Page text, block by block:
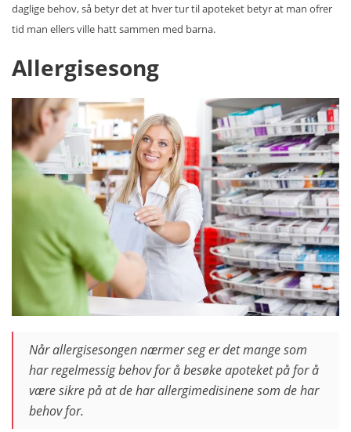
daglige behov, så betyr det at hver tur til apoteket betyr at man ofrer
tid man ellers ville hatt sammen med barna.
Allergisesong
Når allergisesongen nærmer seg er det mange som
har regelmessig behov for å besøke apoteket på for å
være sikre på at de har allergimedisinene som de har
behov for.